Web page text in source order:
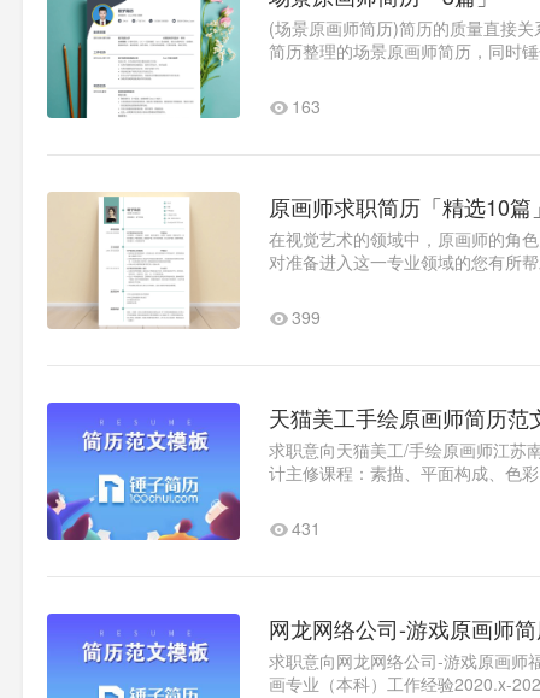
(场景原画师简历)简历的质量直接
简历整理的场景原画师简历，同时
163
原画师求职简历「精选10篇
在视觉艺术的领域中，原画师的角
对准备进入这一专业领域的您有所
399
天猫美工手绘原画师简历范
求职意向天猫美工/手绘原画师江苏
计主修课程：素描、平面构成、色
431
网龙网络公司-游戏原画师
求职意向网龙网络公司-游戏原画师
画专业（本科）工作经验2020.x-